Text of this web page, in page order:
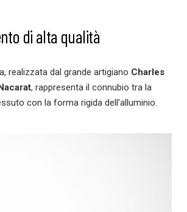
di alta qualità
realizzata dal grande artigiano Charles
, rappresenta il connubio tra la
con la forma rigida dell’alluminio.